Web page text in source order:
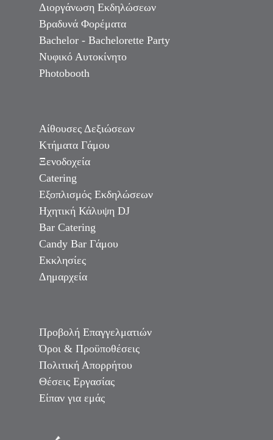
Διοργάνωση Εκδηλώσεων
Βραδυνά Φορέματα
Bachelor - Bachelorette Party
Νυφικό Αυτοκίνητο
Photobooth
Αίθουσες Δεξιώσεων
Κτήματα Γάμου
Ξενοδοχεία
Catering
Εξοπλισμός Εκδηλώσεων
Ηχητική Κάλυψη DJ
Bar Catering
Candy Bar Γάμου
Εκκλησίες
Δημαρχεία
Προβολή Επαγγελματιών
Όροι & Προϋποθέσεις
Πολιτική Απορρήτου
Θέσεις Εργασίας
Είπαν για εμάς